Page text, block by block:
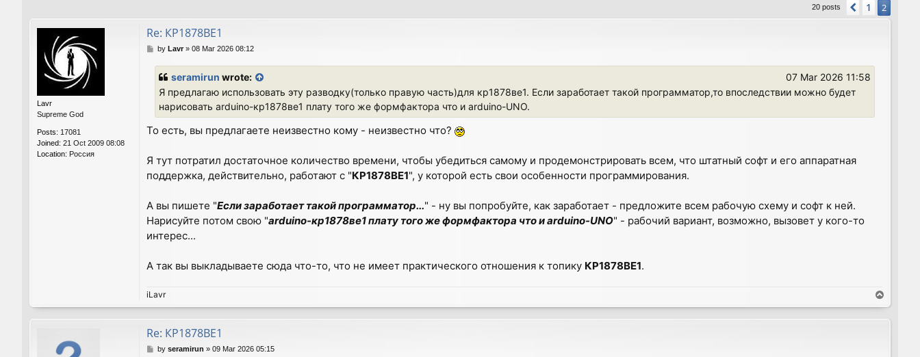
20 posts Previous
1 2
Lavr
Supreme God
Posts: 17081
Joined: 21 Oct 2009 08:08
Location: Россия
Re: КР1878ВЕ1
Pby Lavr» 08 Mar 2026 08:12
seramirun wrote:
07 Mar 2026 11:58
Я предлагаю использовать эту разводку(только правую часть)для кр1878ве1. Если заработает такой программатор,то впоследствии можно будет
нарисовать arduino-кр1878ве1 плату того же формфактора что и arduino-UNO.
То есть, вы предлагаете неизвестно кому - неизвестно что?
Я тут потратил достаточное количество времени, чтобы убедиться самому и продемонстрировать всем, что штатный софт и его аппаратная
поддержка, действительно, работают с "КР1878ВЕ1", у которой есть свои особенности программирования.
А вы пишете "Если заработает такой программатор..." - ну вы попробуйте, как заработает - предложите всем рабочую схему и софт к ней.
Нарисуйте потом свою "arduino-кр1878ве1 плату того же формфактора что и arduino-UNO" - рабочий вариант, возможно, вызовет у кого-то
интерес...
А так вы выкладываете сюда что-то, что не имеет практического отношения к топику КР1878ВЕ1.
iLavr
o
p
Re: КР1878ВЕ1
Pby seramirun » 09 Mar 2026 05:15